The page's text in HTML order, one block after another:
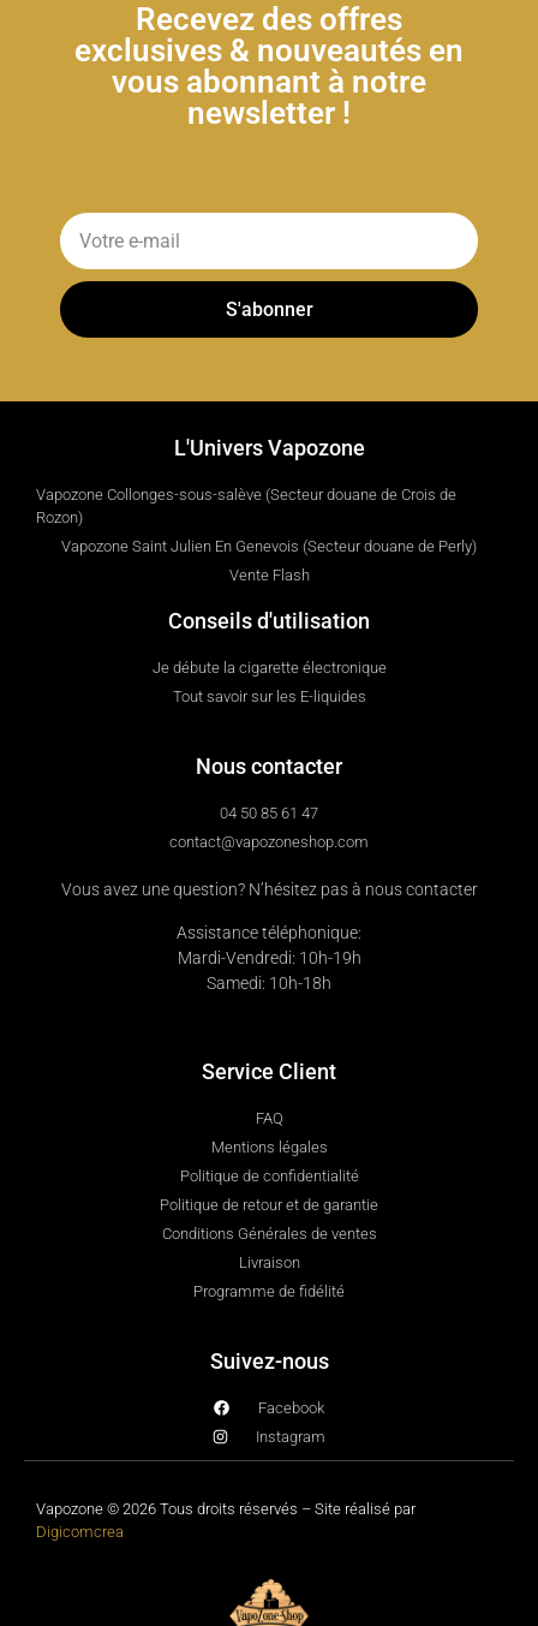
Recevez des offres
exclusives & nouveautés en
vous abonnant à notre
newsletter !
S'abonner
L'Univers Vapozone
Vapozone Collonges-sous-salève (Secteur douane de Crois de
Rozon)
Vapozone Saint Julien En Genevois (Secteur douane de Perly)
Vente Flash
Conseils d'utilisation
Je débute la cigarette électronique
Tout savoir sur les E-liquides
Nous contacter
04 50 85 61 47
contact@vapozoneshop.com
Vous avez une question? N’hésitez pas à nous contacter
Assistance téléphonique:
Mardi-Vendredi: 10h-19h
Samedi: 10h-18h
Service Client
FAQ
Mentions légales
Politique de confidentialité
Politique de retour et de garantie
Conditions Générales de ventes
Livraison
Programme de fidélité
Suivez-nous
Facebook
Instagram
Vapozone © 2026 Tous droits réservés – Site réalisé par
Digicomcrea